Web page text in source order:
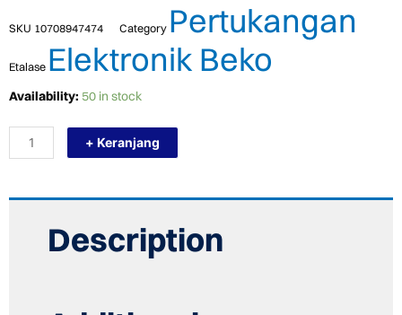
SKU 10708947474 Category Pertukangan
Etalase Elektronik Beko
Availability: 50 in stock
TERMURAH
DVN04321W
Mesin
Pencuci
+ Keranjang
Description